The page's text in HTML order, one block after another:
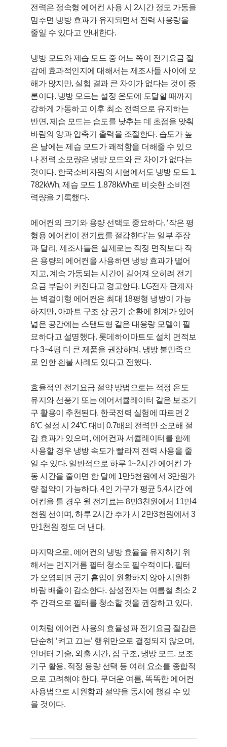
전력은 정속형 에어컨 사용 시 2시간 정도 가동을
멈추면 냉방 효과가 유지되면서 전력 사용량을
줄일 수 있다고 안내한다.
냉방 모드와 제습 모드 중 어느 쪽이 전기요금 절
감에 효과적인지에 대해서는 제조사들 사이에 오
해가 많지만, 실험 결과 큰 차이가 없다는 것이 중
론이다. 냉방 모드는 설정 온도에 도달할 때까지
강하게 가동하고 이후 최소 전력으로 유지하는
반면, 제습 모드는 습도를 낮추는 데 초점을 맞춰
바람의 양과 압축기 출력을 조절한다. 습도가 높
은 날에는 제습 모드가 쾌적함을 더해줄 수 있으
나 전력 소모량은 냉방 모드와 큰 차이가 없다는
것이다. 한국소비자원의 시험에서도 냉방 모드 1.
782kWh, 제습 모드 1.878kWh로 비슷한 소비전
력량을 기록했다.
에어컨의 크기와 용량 선택도 중요하다. ‘작은 평
형용 에어컨이 전기료를 절감한다’는 일부 주장
과 달리, 제조사들은 실제로는 적정 면적보다 작
은 용량의 에어컨을 사용하면 냉방 효과가 떨어
지고, 계속 가동되는 시간이 길어져 오히려 전기
요금 부담이 커진다고 경고한다. LG전자 관계자
는 벽걸이형 에어컨은 최대 18평형 냉방이 가능
하지만, 아파트 구조 상 공기 순환에 한계가 있어
넓은 공간에는 스탠드형 같은 대용량 모델이 필
요하다고 설명했다. 롯데하이마트도 설치 면적보
다 3~4평 더 큰 제품을 권장하며, 냉방 불만족으
로 인한 환불 사례도 있다고 전했다.
효율적인 전기요금 절약 방법으로는 적정 온도
유지와 선풍기 또는 에어서큘레이터 같은 보조기
구 활용이 추천된다. 한국전력 실험에 따르면 2
6℃ 설정 시 24℃ 대비 0.7배의 전력만 소모해 절
감 효과가 있으며, 에어컨과 서큘레이터를 함께
사용할 경우 냉방 속도가 빨라져 전력 사용을 줄
일 수 있다. 일반적으로 하루 1~2시간 에어컨 가
동 시간을 줄이면 한 달에 1만5천원에서 3만원가
량 절약이 가능하다. 4인 가구가 평균 5.4시간 에
어컨을 틀 경우 월 전기료는 8만3천원에서 11만4
천원 선이며, 하루 2시간 추가 시 2만3천원에서 3
만1천원 정도 더 낸다.
마지막으로, 에어컨의 냉방 효율을 유지하기 위
해서는 먼지거름 필터 청소도 필수적이다. 필터
가 오염되면 공기 흡입이 원활하지 않아 시원한
바람 배출이 감소한다. 삼성전자는 여름철 최소 2
주 간격으로 필터를 청소할 것을 권장하고 있다.
이처럼 에어컨 사용의 효율성과 전기요금 절감은
단순히 ‘켜고 끄는’ 행위만으로 결정되지 않으며,
인버터 기술, 외출 시간, 집 구조, 냉방 모드, 보조
기구 활용, 적정 용량 선택 등 여러 요소를 종합적
으로 고려해야 한다. 무더운 여름, 똑똑한 에어컨
사용법으로 시원함과 절약을 동시에 챙길 수 있
을 것이다.